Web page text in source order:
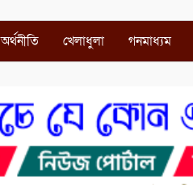
অর্থনীতি খেলাধুলা গনমাধ্যম